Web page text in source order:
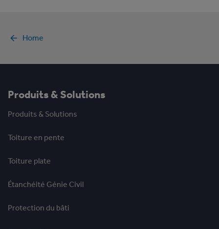
Home
Produits & Solutions
Produits & Solutions
Toiture en pente
Toiture plate
Étanchéité Génie Civil
Protection du bâti